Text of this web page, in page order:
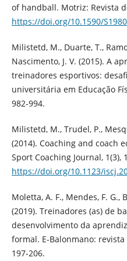
of handball. Motriz: Revista
https://doi.org/10.1590/
Milistetd, M., Duarte, T.,
Nascimento, J. V. (2015). A
treinadores esportivos:
universitária em Educação
982-994.
Milistetd, M., Trudel, P.,
(2014). Coaching and coach
Sport Coaching Journal, 1(3),
https://doi.org/10.1123/
Moletta, A. F., Mendes, F. G.,
(2019). Treinadores (as) de
desenvolvimento da
formal. E-Balonmano:
197-206.